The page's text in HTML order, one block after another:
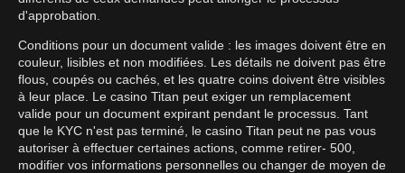
d'approbation.
Conditions pour un document valide : les images doivent être en
couleur, lisibles et non modifiées. Les détails ne doivent pas être
flous, coupés ou cachés, et les quatre coins doivent être visibles
à leur place. Le casino Titan peut exiger un remplacement
valide pour un document expirant pendant le processus. Tant
que le KYC n'est pas terminé, le casino Titan peut ne pas vous
autoriser à effectuer certaines actions, comme retirer- 500,
modifier vos informations personnelles ou changer de moyen de